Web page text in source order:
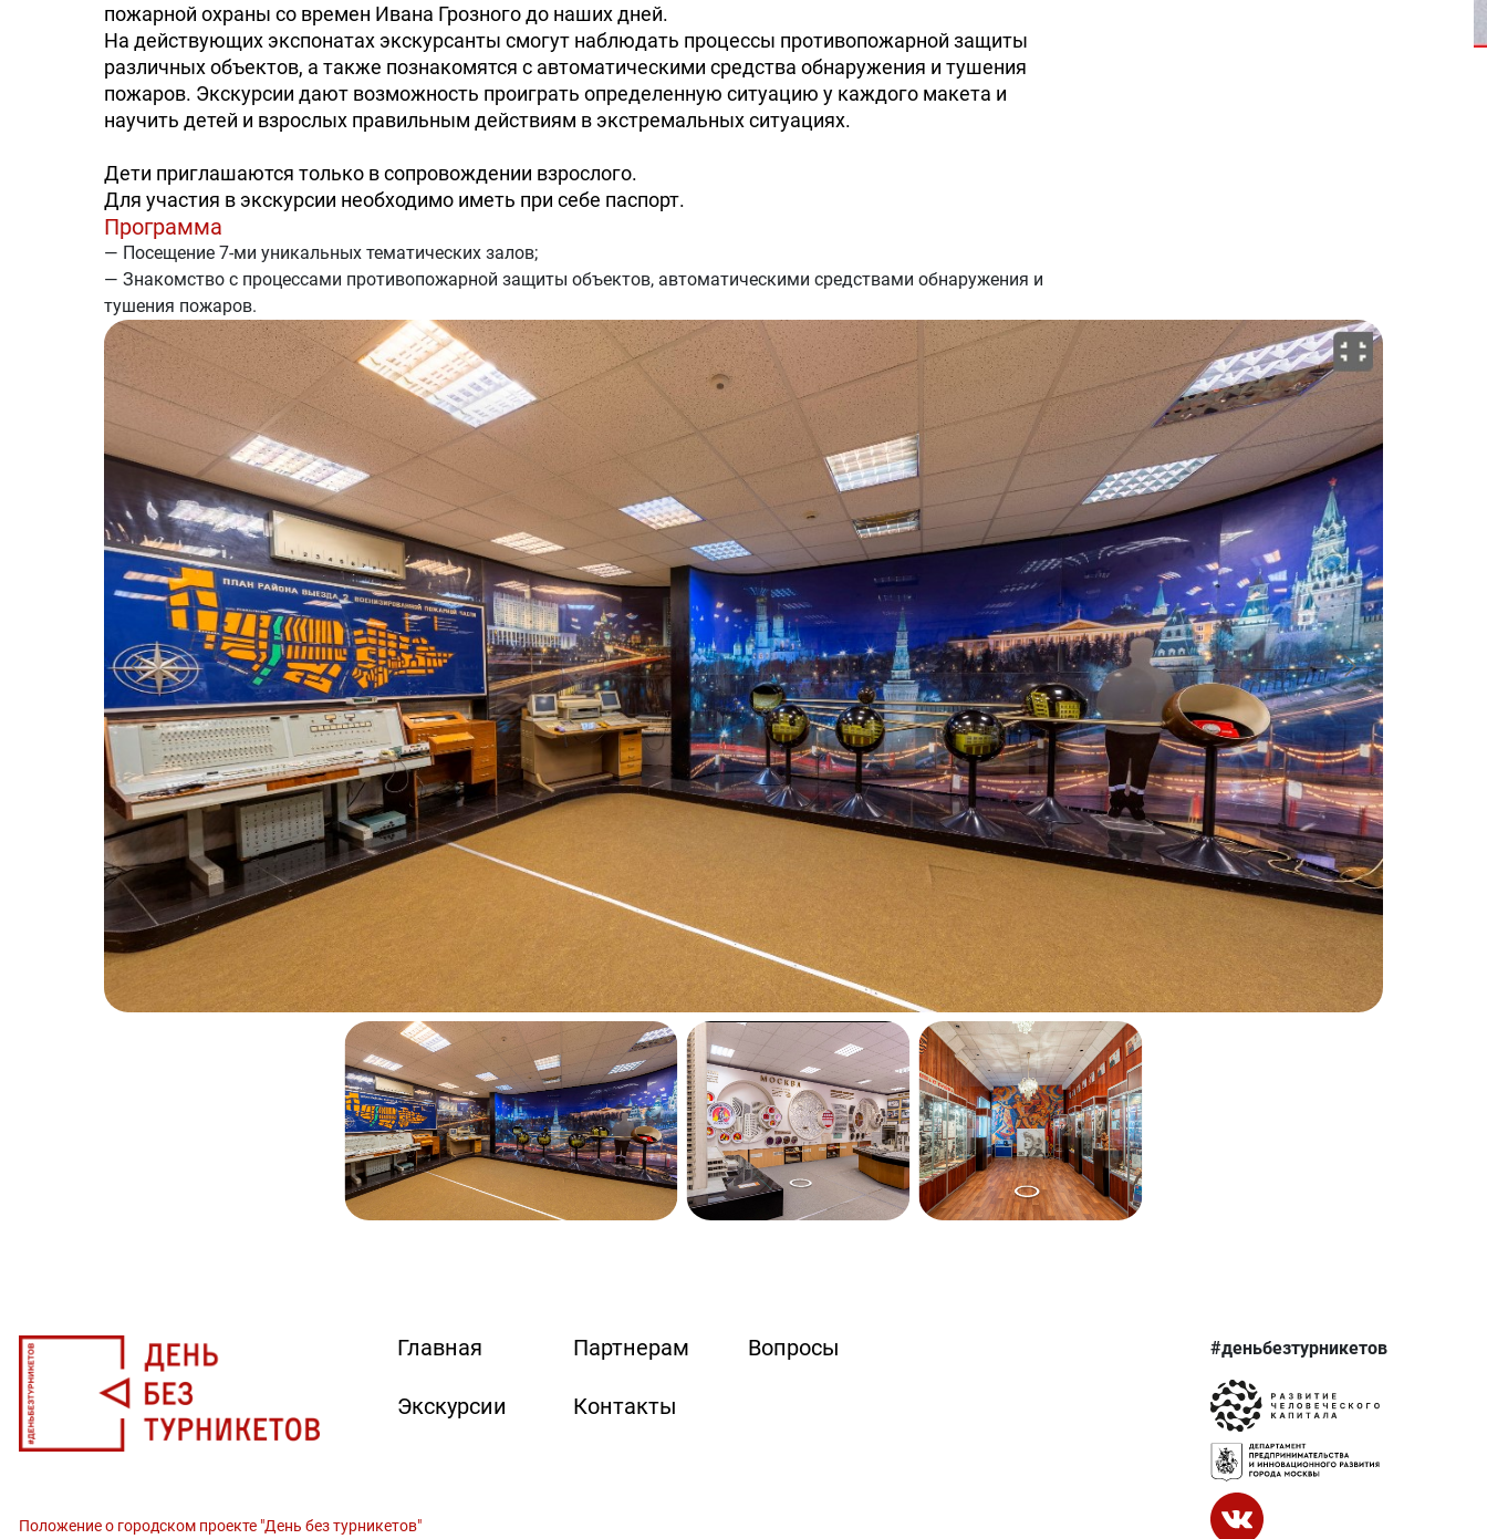
пожарной охраны со времен Ивана Грозного до наших дней.
На действующих экспонатах экскурсанты смогут наблюдать процессы противопожарной защиты
различных объектов, а также познакомятся с автоматическими средства обнаружения и тушения
пожаров. Экскурсии дают возможность проиграть определенную ситуацию у каждого макета и
научить детей и взрослых правильным действиям в экстремальных ситуациях.
Дети приглашаются только в сопровождении взрослого.
Для участия в экскурсии необходимо иметь при себе паспорт.
Программа
— Посещение 7-ми уникальных тематических залов;
— Знакомство с процессами противопожарной защиты объектов, автоматическими средствами обнаружения и
тушения пожаров.
Главная
Экскурсии
Партнерам
Контакты
Вопросы
Положение о городском проекте "День без турникетов"
#деньбезтурникетов